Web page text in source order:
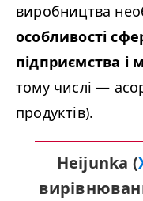
виробництва
особливості
підприємства
тому числі—
продуктів).
Hei­jun­ka (